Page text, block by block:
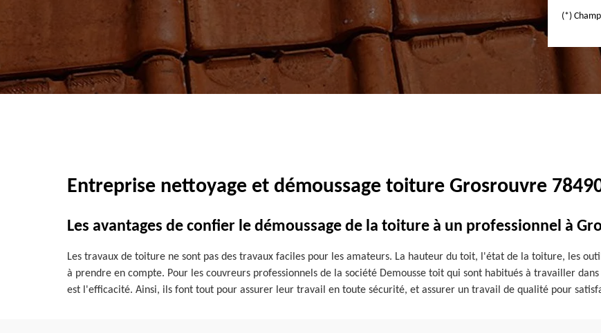
(*)
Entreprise nettoyage et démoussage toiture Grosrouvre
Les avantages de confier le démoussage de la toiture à un professionnel à
Les travaux de toiture ne sont pas des travaux faciles pour les amateurs. La hauteur du toit, l'état de la toiture, les
à prendre en compte. Pour les couvreurs professionnels de la société Demousse toit qui sont habitués à travailler
est l'efficacité. Ainsi, ils font tout pour assurer leur travail en toute sécurité, et assurer un travail de qualité pour